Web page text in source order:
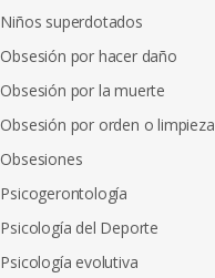
Niños superdotados
Obsesión por hacer daño
Obsesión por la muerte
Obsesión por orden o limpieza
Obsesiones
Psicogerontología
Psicología del Deporte
Psicología evolutiva